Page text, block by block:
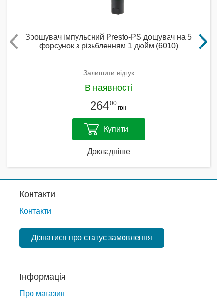
Зрошувач імпульсний Presto-PS дощувач на 5
форсунок з різьбленням 1 дюйм (6010)
Залишити відгук
В наявності
26400
грн
Купити
Докладніше
Контакти
Контакти
Дізнатися про статус замовлення
Інформація
Про магазин